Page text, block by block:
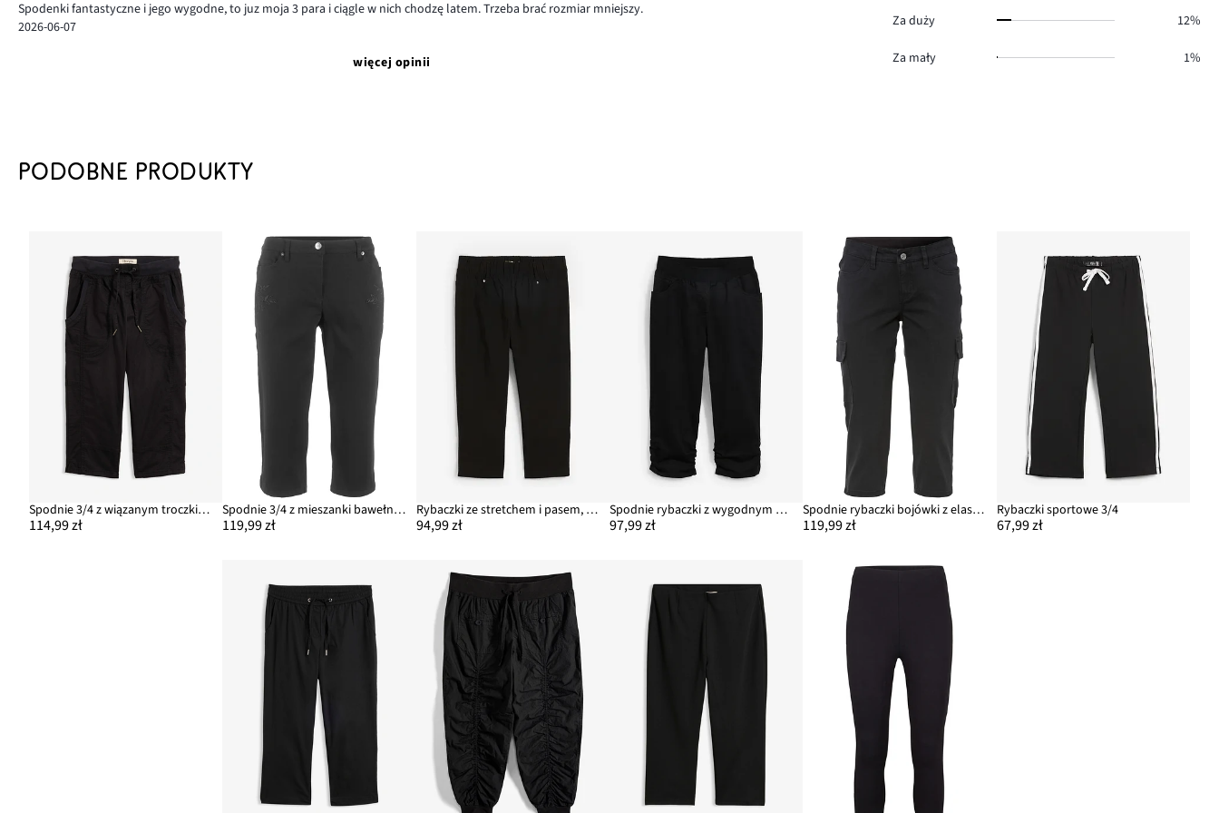
Spodenki fantastyczne i jego wygodne, to juz moja 3 para i ciągle w nich chodzę latem. Trzeba brać rozmiar mniejszy.
2026-06-07
więcej opinii
Za duży 12%
Za mały 1%
PODOBNE PRODUKTY
Spodnie 3/4 z wiązanym troczkiem, z mieszanki bawełny
114,99 zł
Spodnie 3/4 z mieszanki bawełny, mid waist
119,99 zł
Rybaczki ze stretchem i pasem, z mieszanki wiskozy
94,99 zł
Spodnie rybaczki z wygodnym paskiem i marszczeniem
97,99 zł
Spodnie rybaczki bojówki z elastycznej mieszanki bawełny
119,99 zł
Rybaczki sportowe 3/4
67,99 zł